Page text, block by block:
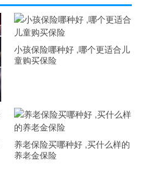
小孩保险哪种好 ,哪个更适合儿
童购买保险
养老保险买哪种好 ,买什么样的
养老金保险